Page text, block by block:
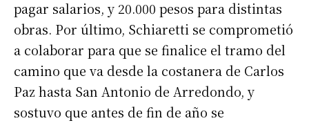
pagar salarios, y 20.000 pesos para distintas
obras. Por último, Schiaretti se comprometió
a colaborar para que se finalice el tramo del
camino que va desde la costanera de Carlos
Paz hasta San Antonio de Arredondo, y
sostuvo que antes de fin de año se